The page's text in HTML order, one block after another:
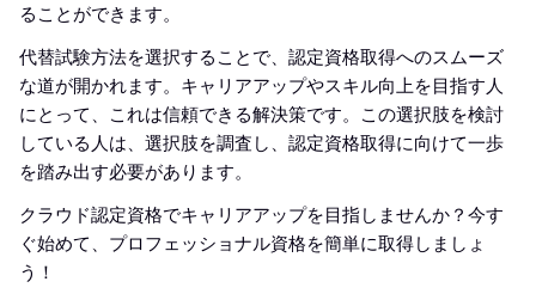
ることができます。
代替試験方法を選択することで、認定資格取得へのスムーズ
な道が開かれます。キャリアアップやスキル向上を目指す人
にとって、これは信頼できる解決策です。この選択肢を検討
している人は、選択肢を調査し、認定資格取得に向けて一歩
を踏み出す必要があります。
クラウド認定資格でキャリアアップを目指しませんか？今す
ぐ始めて、プロフェッショナル資格を簡単に取得しましょ
う！